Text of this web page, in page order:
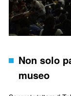
Non solo
museo